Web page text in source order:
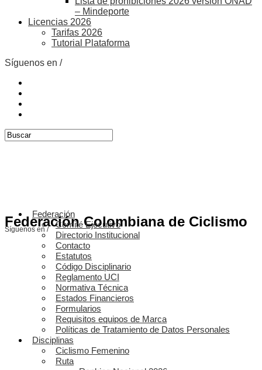
– Mindeporte
Licencias 2026
Tarifas 2026
Tutorial Plataforma
Síguenos en /
Federación Colombiana de Ciclismo
Síguenos en /
Federación
Comité Ejecutivo
Directorio Institucional
Contacto
Estatutos
Código Disciplinario
Reglamento UCI
Normativa Técnica
Estados Financieros
Formularios
Requisitos equipos de Marca
Políticas de Tratamiento de Datos Personales
Disciplinas
Ciclismo Femenino
Ruta